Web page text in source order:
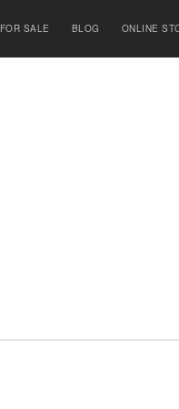
FOR SALE BLOG ONLINE